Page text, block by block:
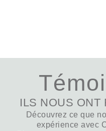
ILS NOUS ONT
Découvrez ce que
expérience avec